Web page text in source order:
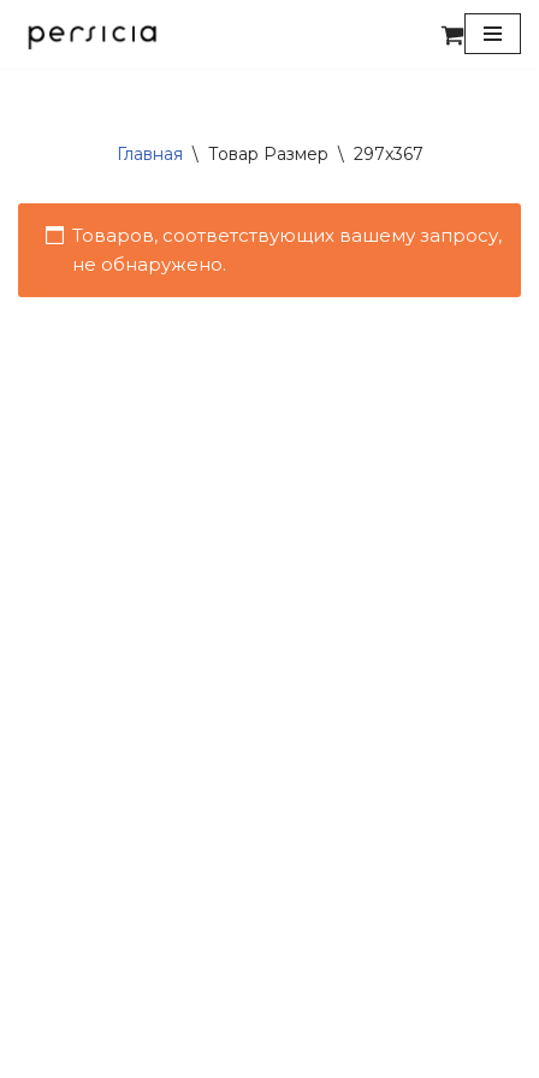
Главная \ Товар Размер \ 297x367
Товаров, соответствующих вашему запросу,
не обнаружено.